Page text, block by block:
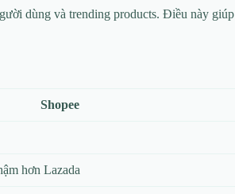
dùng và trending products. Điều này giúp
Shopee
hơn Lazada